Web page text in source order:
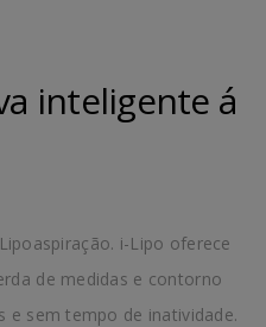
inteligente á
i-Lipo oferece
de medidas e contorno
e sem tempo de inatividade.